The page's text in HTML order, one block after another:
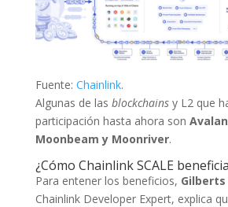
Fuente: Chainlink.
Algunas de las blockchainsy L2 que
participación hasta ahora son
Moonbeam y Moonriver.
¿Cómo Chainlink SCALE
Para entener los beneficios,
Chainlink Developer Expert, explica